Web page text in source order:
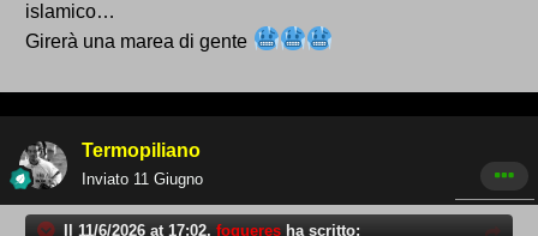
islamico…
Girerà una marea di gente
Termopiliano
Inviato 11 Giugno
Il 11/6/2026 at 17:02, fogueres ha scritto: